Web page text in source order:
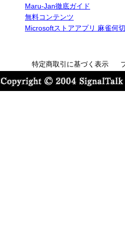
Maru-Jan徹底ガイド
無料コンテンツ
Microsoftストアアプリ 麻雀何
特定商取引に基づく表示